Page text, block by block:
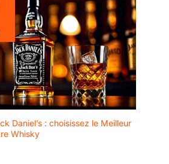
Daniel’s : choisissez le Meilleur
Whisky